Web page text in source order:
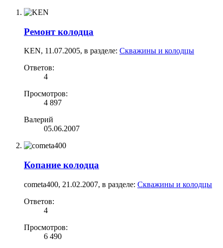
Ремонт колодца
KEN, 11.07.2005, в разделе: Скважины и колодцы
Ответов:
4
Просмотров:
4 897
Валерий
05.06.2007
Копание колодца
cometa400, 21.02.2007, в разделе: Скважины и колодцы
Ответов:
4
Просмотров:
6 490